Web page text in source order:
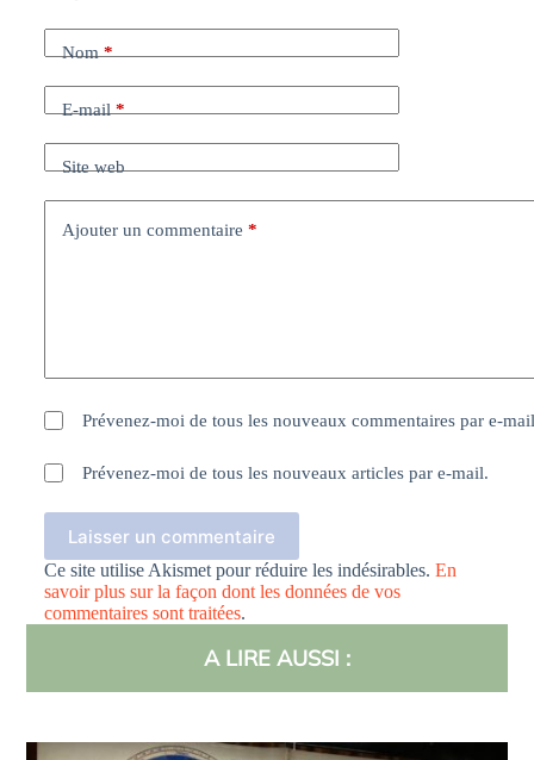
Nom*
E-mail*
Site web
Ajouter un commentaire *
Prévenez-moi de tous les nouveaux commentaires par e-
Prévenez-moi de tous les nouveaux articles par e-mail.
Laisser un commentaire
Ce site utilise Akismet pour réduire les indésirables.En
savoir plus sur la façon dont les données de vos
commentaires sont traitées.
A LIRE AUSSI :